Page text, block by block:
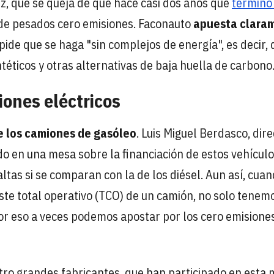
pesados cero emisiones. Faconautoapuesta
que se haga "sin complejos de energía", es decir,
y otras alternativas de baja huella de carbono.
eléctricos
camiones de gasóleo. Luis Miguel Berdasco,
en una mesa sobre la financiación de estos
si se comparan con la de los diésel. Aun así,
total operativo (TCO) de un camión, no solo
eso a veces podemos apostar por los cero